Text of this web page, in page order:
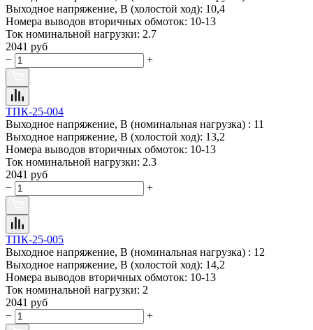
Выходное напряжение, В (холостой ход): 10,4
Номера выводов вторичных обмоток: 10-13
Ток номинальной нагрузки: 2.7
2041 руб
−
+
ТПК-25-004
Выходное напряжение, В (номинальная нагрузка) : 11
Выходное напряжение, В (холостой ход): 13,2
Номера выводов вторичных обмоток: 10-13
Ток номинальной нагрузки: 2.3
2041 руб
−
+
ТПК-25-005
Выходное напряжение, В (номинальная нагрузка) : 12
Выходное напряжение, В (холостой ход): 14,2
Номера выводов вторичных обмоток: 10-13
Ток номинальной нагрузки: 2
2041 руб
−
+